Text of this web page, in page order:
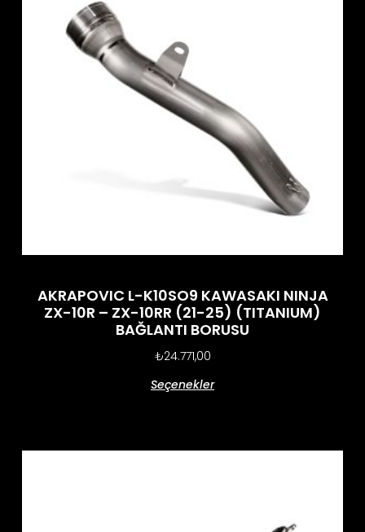
AKRAPOVIC L-K10SO9 KAWASAKI NINJA
ZX-10R – ZX-10RR (21-25) (TITANIUM)
BAĞLANTI BORUSU
₺24.771,00
Seçenekler